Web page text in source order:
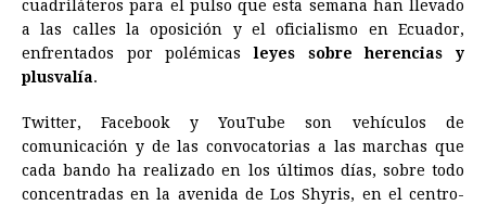
e
b
o
k
e
g
e
t
s
p
p
a
s
e
e
s
t
k
e
I
n
i
l
n
t
y
L
k
cuadriláteros para el pulso que esta semana han llevado
a las calles la oposición y el oficialismo en Ecuador,
enfrentados por polémicasleyes sobre herencias y
plusvalía.
Twitter, Facebook y YouTube son vehículos de
comunicación y de las convocatorias a las marchas que
cada bando ha realizado en los últimos días, sobre todo
concentradas en la avenida de Los Shyris, en el centro-